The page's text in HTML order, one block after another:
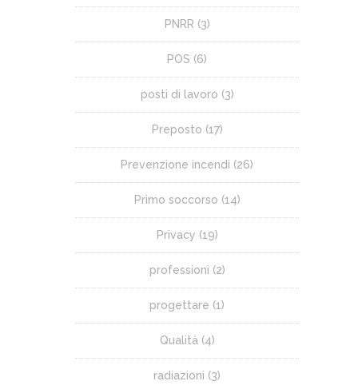
PNRR (3)
POS (6)
posti di lavoro (3)
Preposto (17)
Prevenzione incendi (26)
Primo soccorso (14)
Privacy (19)
professioni (2)
progettare (1)
Qualità (4)
radiazioni (3)